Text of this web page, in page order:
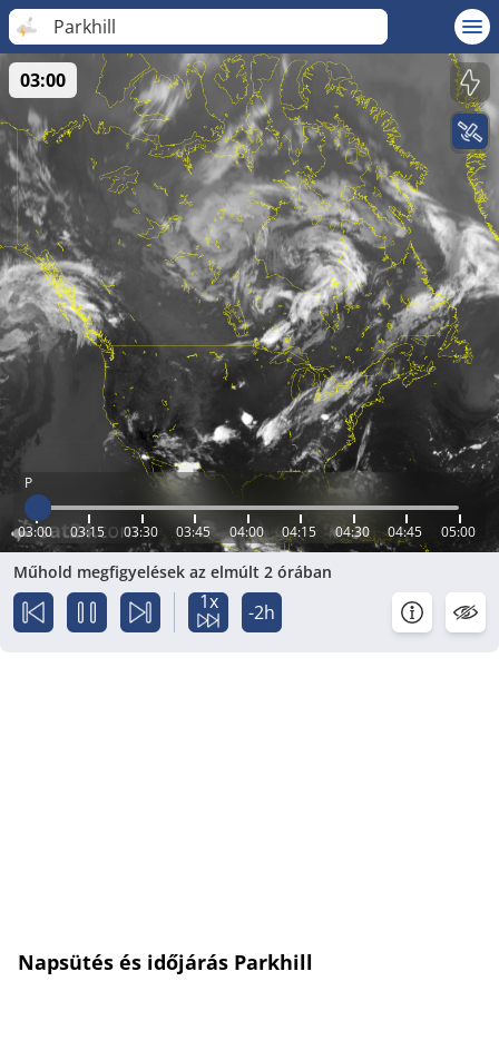
Parkhill
P
03:00 03:15 03:30 03:45 04:00 04:15 04:30 04:45 05:00
03:00
Műhold megfigyelések az elmúlt 2 órában
1x -2h
Napsütés és időjárás Parkhill